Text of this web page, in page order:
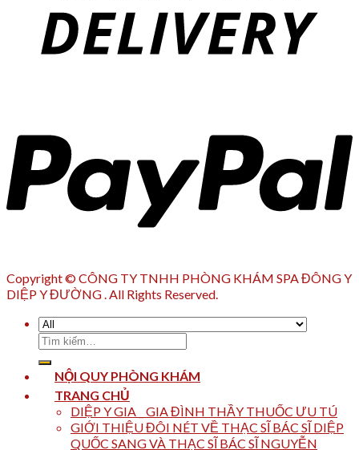
Copyright © CÔNG TY TNHH PHÒNG KHÁM SPA ĐÔNG Y
DIỆP Y ĐƯỜNG . All Rights Reserved.
Tìm
kiếm:
NỘI QUY PHÒNG KHÁM
TRANG CHỦ
DIỆP Y GIA _ GIA ĐÌNH THẦY THUỐC ƯU TÚ
GIỚI THIỆU ĐÔI NÉT VỀ THẠC SĨ BÁC SĨ DIỆP
QUỐC SANG VÀ THẠC SĨ BÁC SĨ NGUYỄN